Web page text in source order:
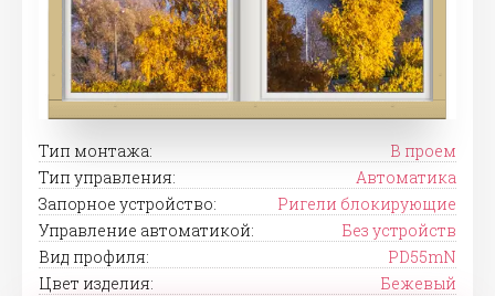
Тип монтажа:
В проем
Тип управления:
Автоматика
Запорное устройство:
Ригели блокирующие
Управление автоматикой:
Без устройств
Вид профиля:
PD55mN
Цвет изделия:
Бежевый